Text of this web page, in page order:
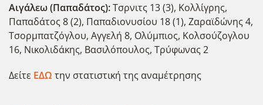
Αιγάλεω (Παπαδάτος):Τσρνιτς 13 (3), Κολλίγρης,
Παπαδάτος 8 (2), Παπαδιονυσίου 18 (1), Ζαραϊδώνης 4,
Τσορμπατζόγλου, Αγγελή 8, Ολύμπιος, Κολσούζογλου
16, Νικολιδάκης, Βασιλόπουλος, Τρύφωνας 2
Δείτε ΕΔΩ την στατιστική της αναμέτρησης